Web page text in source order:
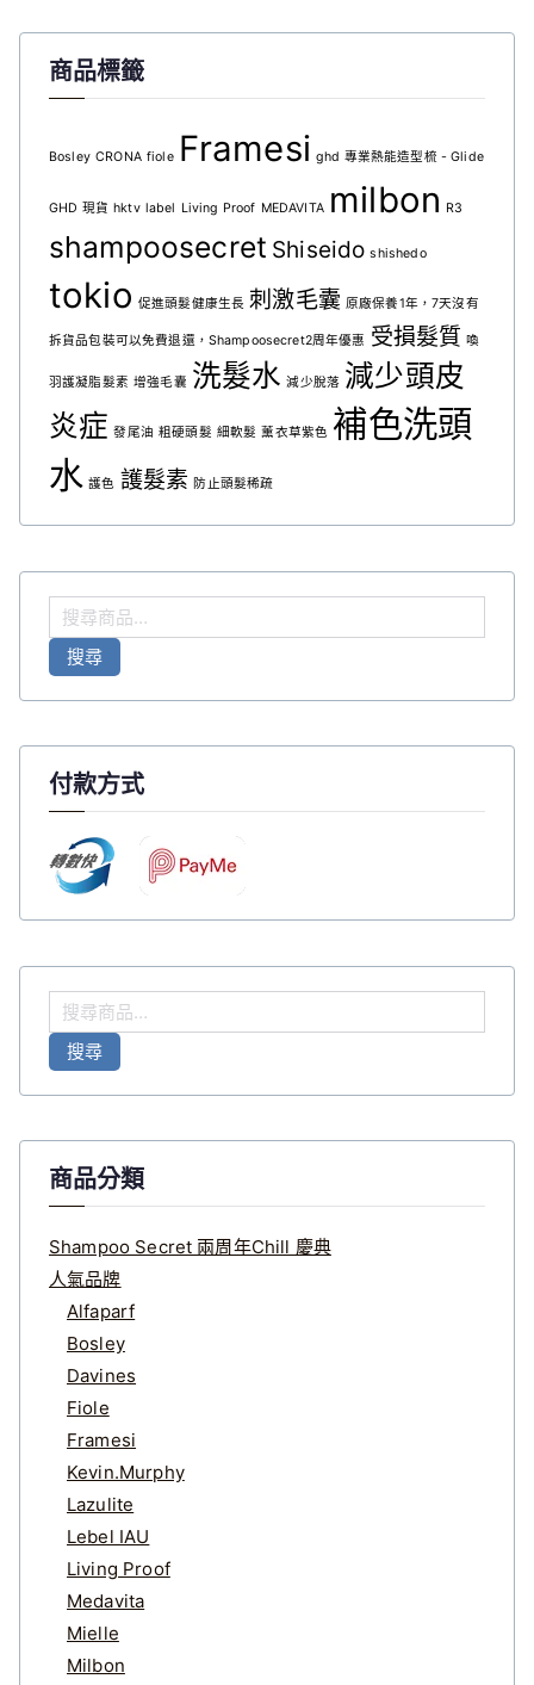
商品標籤
Bosley CRONA fiole Framesi ghd 專業熱能造型梳 - Glide
GHD 現貨 hktv label Living Proof MEDAVITA milbon R3
shampoosecret Shiseido shishedo
tokio 促進頭髮健康生長 刺激毛囊 原廠保養1年，7天沒有
拆貨品包裝可以免費退還，Shampoosecret2周年優惠 受損髮質 喚
羽護凝脂髮素 增強毛囊 洗髮水 減少脫落 減少頭皮
炎症 發尾油 粗硬頭髮 細軟髮 薰衣草紫色 補色洗頭
水 護色 護髮素 防止頭髮稀疏
搜
尋
搜尋
付款方式
搜
尋
搜尋
商品分類
Shampoo Secret 兩周年Chill 慶典
人氣品牌
Alfaparf
Bosley
Davines
Fiole
Framesi
Kevin.Murphy
Lazulite
Lebel IAU
Living Proof
Medavita
Mielle
Milbon